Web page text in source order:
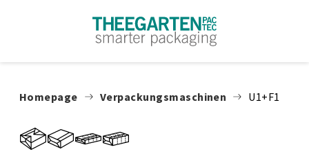
Homepage Verpackungsmaschinen U1+F1